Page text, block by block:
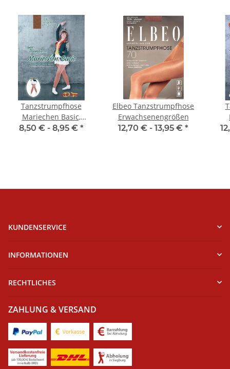
Tanzstrumpfhose
Mariechen Basic,
Kinder- &
8,50 € - 8,95 € *
Elbeo Tanzstrumpfhose
Erwachsenengrößen
12,70 € - 13,95 € *
KUNDENSERVICE
INFORMATIONEN
RECHTLICHES
ZAHLUNG & VERSAND